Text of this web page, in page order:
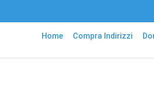
Home Compra Indirizzi